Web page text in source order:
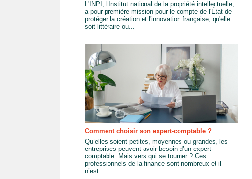
L'INPI, l'Institut national de la propriété intellectuelle,
a pour première mission pour le compte de l'État de
protéger la création et l'innovation française, qu'elle
soit littéraire ou...
Comment choisir son expert-comptable ?
Qu’elles soient petites, moyennes ou grandes, les
entreprises peuvent avoir besoin d’un expert-
comptable. Mais vers qui se tourner ? Ces
professionnels de la finance sont nombreux et il
n’est...